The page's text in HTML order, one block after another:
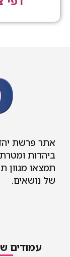
יהדות הינו
להמשיך
תכנים
שימושיים